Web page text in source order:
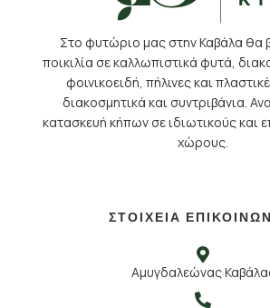
Στο φυτώριο μας στην Καβάλα θα
ποικιλία σε καλλωπιστικά φυτά,
φοινικοειδή, πήλινες και
διακοσμητικά και συντριβάνια.
κατασκευή κήπων σε ιδιωτικούς και
χώρους.
ΣΤΟΙΧΕΙΑ
Αμυγδαλεώνας